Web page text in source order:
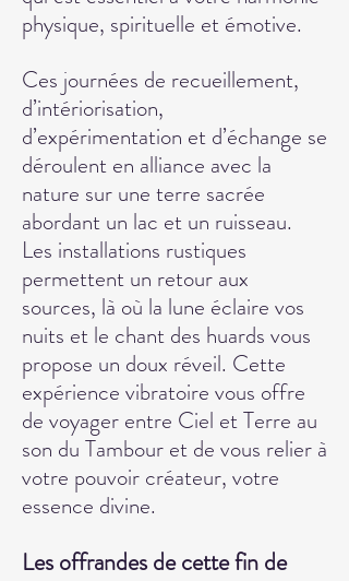
physique, spirituelle et émotive.
Ces journées de recueillement,
d’intériorisation,
d’expérimentation et d’échange se
déroulent en alliance avec la
nature sur une terre sacrée
abordant un lac et un ruisseau.
Les installations rustiques
permettent un retour aux
sources, là où la lune éclaire vos
nuits et le chant des huards vous
propose un doux réveil. Cette
expérience vibratoire vous offre
de voyager entre Ciel et Terre au
son du Tambour et de vous relier à
votre pouvoir créateur, votre
essence divine.
Les offrandes de cette fin de